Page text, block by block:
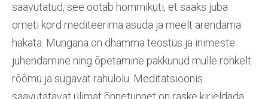
saavutatud, see ootab hommikuti, et saaks juba
ometi kord mediteerima asuda ja meelt arendama
hakata. Mungana on dhamma teostus ja inimeste
juhendamine ning õpetamine pakkunud mulle rohkelt
rõõmu ja sügavat rahulolu. Meditatsioonis
saavutatavat ülimat õnnetunnet on raske kirjeldada